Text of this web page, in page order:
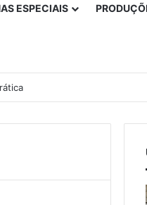
ESPECIAIS